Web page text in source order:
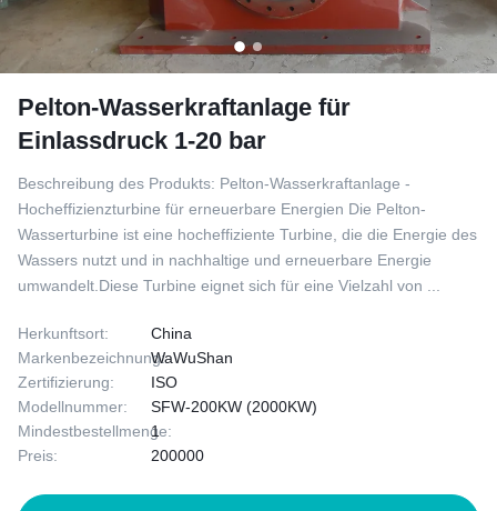
Pelton-Wasserkraftanlage für
Einlassdruck 1-20 bar
Beschreibung des Produkts: Pelton-Wasserkraftanlage -
Hocheffizienzturbine für erneuerbare Energien Die Pelton-
Wasserturbine ist eine hocheffiziente Turbine, die die Energie des
Wassers nutzt und in nachhaltige und erneuerbare Energie
umwandelt.Diese Turbine eignet sich für eine Vielzahl von ...
Herkunftsort:
China
Markenbezeichnung:WaWuShan
Zertifizierung:
ISO
Modellnummer:
SFW-200KW (2000KW)
Mindestbestellmenge:
1
Preis:
200000